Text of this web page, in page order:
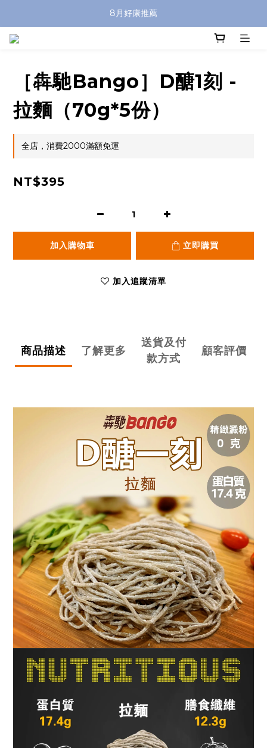
8月好康推薦
［犇馳Bango］D醣1刻 -
拉麵（70g*5份）
全店，消費2000滿額免運
NT$395
加入購物車 立即購買
加入追蹤清單
商品描述 了解更多
送貨及付
款方式
顧客評價